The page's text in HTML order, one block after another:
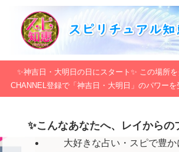
✨神吉日・大明日の日にスタート✨ この場所
CHANNEL登録で「神吉日・大明日」のパワーを
✨こんなあなたへ、レイからの
大好きな占い・スピで豊か